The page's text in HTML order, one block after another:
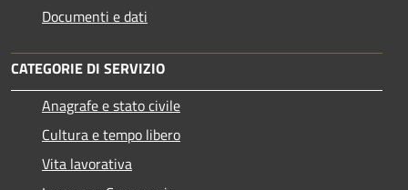
Documenti e dati
CATEGORIE DI SERVIZIO
Anagrafe e stato civile
Cultura e tempo libero
Vita lavorativa